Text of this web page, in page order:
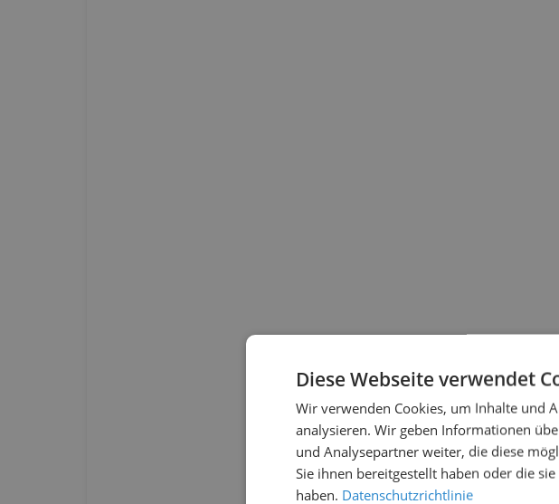
Diese Webseite verwendet
Wir verwenden Cookies, um Inhalte und
analysieren. Wir geben Informationen
und Analysepartner weiter, die diese
Sie ihnen bereitgestellt haben oder die
haben. Datenschutzrichtlinie